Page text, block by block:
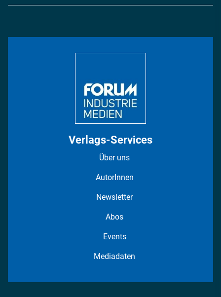
Energie
Verlags-Services
Über uns
AutorInnen
Newsletter
Abos
Events
Mediadaten